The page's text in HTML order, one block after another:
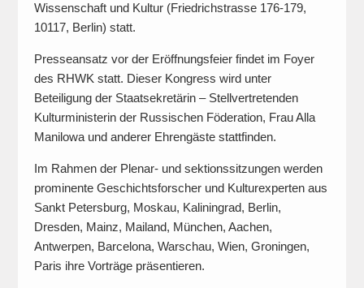
Wissenschaft und Kultur (Friedrichstrasse 176-179,
10117, Berlin) statt.
Presseansatz vor der Eröffnungsfeier findet im Foyer
des RHWK statt. Dieser Kongress wird unter
Beteiligung der Staatsekretärin – Stellvertretenden
Kulturministerin der Russischen Föderation, Frau Alla
Manilowa und anderer Ehrengäste stattfinden.
Im Rahmen der Plenar- und sektionssitzungen werden
prominente Geschichtsforscher und Kulturexperten aus
Sankt Petersburg, Moskau, Kaliningrad, Berlin,
Dresden, Mainz, Mailand, München, Aachen,
Antwerpen, Barcelona, Warschau, Wien, Groningen,
Paris ihre Vorträge präsentieren.